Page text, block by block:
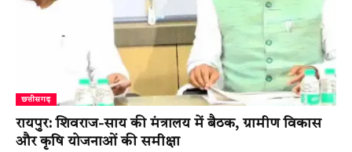
छत्तीसगढ़
रायपुर: शिवराज-साय की मंत्रालय में बैठक, ग्रामीण विकास
और कृषि योजनाओं की समीक्षा